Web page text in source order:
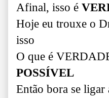
Afinal, isso é
Hoje eu trouxe o
isso
O que é
POSSÍVEL
Então bora se ligar